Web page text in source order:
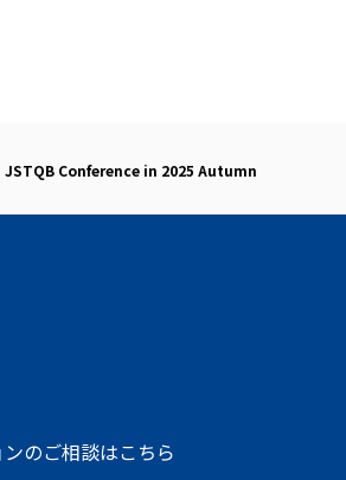
JSTQB Conference in 2025 Autumn
のご相談はこちら